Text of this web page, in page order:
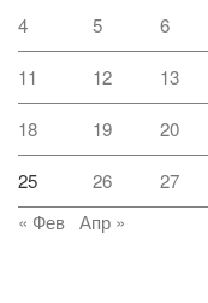
4 5 6
11 12 13
18 19 20
25 26 27
« Фев Апр »